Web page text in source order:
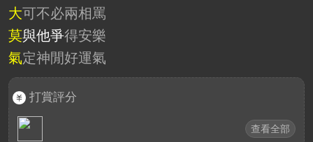
大可不必兩相罵
莫與他爭得安樂
氣定神閒好運氣
打賞評分
查看全部